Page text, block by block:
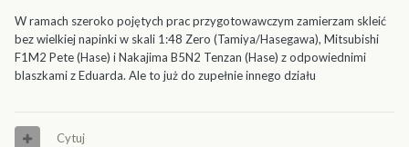
W ramach szeroko pojętych prac przygotowawczym zamierzam skleić
bez wielkiej napinki w skali 1:48 Zero (Tamiya/Hasegawa), Mitsubishi
F1M2 Pete (Hase) i Nakajima B5N2 Tenzan (Hase) z odpowiednimi
blaszkami z Eduarda. Ale to już do zupełnie innego działu
Cytuj